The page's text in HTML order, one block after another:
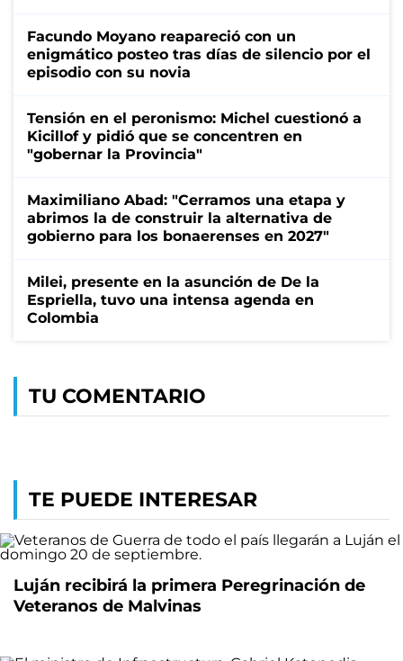
Facundo Moyano reapareció con un
enigmático posteo tras días de silencio por el
episodio con su novia
Tensión en el peronismo: Michel cuestionó a
Kicillof y pidió que se concentren en
"gobernar la Provincia"
Maximiliano Abad: "Cerramos una etapa y
abrimos la de construir la alternativa de
gobierno para los bonaerenses en 2027"
Milei, presente en la asunción de De la
Espriella, tuvo una intensa agenda en
Colombia
TU COMENTARIO
TE PUEDE INTERESAR
Luján recibirá la primera Peregrinación de
Veteranos de Malvinas